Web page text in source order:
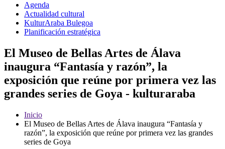
Agenda
Actualidad cultural
KulturAraba Bulegoa
Planificación estratégica
El Museo de Bellas Artes de Álava
inaugura “Fantasía y razón”, la
exposición que reúne por primera vez las
grandes series de Goya - kulturaraba
Inicio
El Museo de Bellas Artes de Álava inaugura “Fantasía y
razón”, la exposición que reúne por primera vez las grandes
series de Goya